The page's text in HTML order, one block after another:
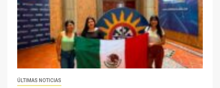
ÚLTIMAS NOTICIAS